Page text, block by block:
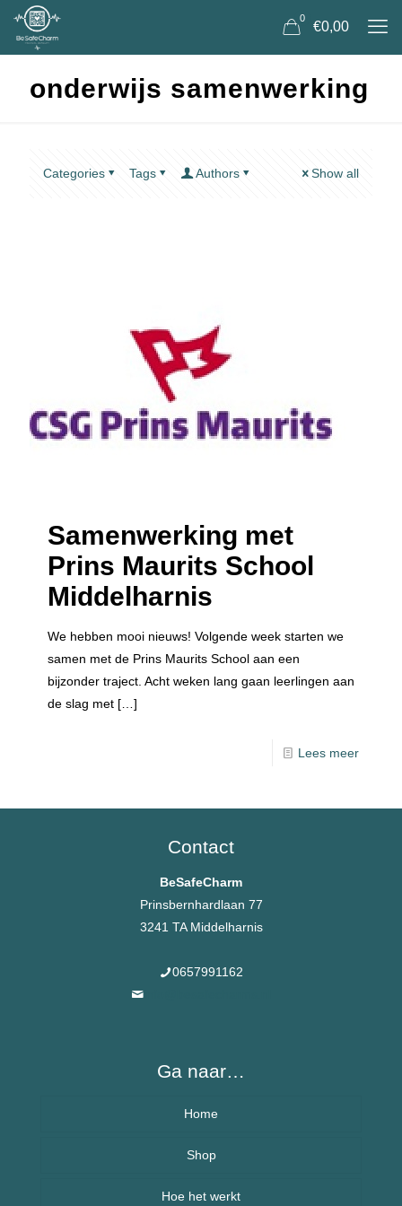
0
€0,00
onderwijs samenwerking
Categories Tags Authors Show all
Samenwerking met
Prins Maurits School
Middelharnis
We hebben mooi nieuws! Volgende week starten we
samen met de Prins Maurits School aan een
bijzonder traject. Acht weken lang gaan leerlingen aan
de slag met […]
Lees meer
Contact
BeSafeCharm
Prinsbernhardlaan 77
3241 TA Middelharnis
0657991162
Ga naar…
Home
Over BeSafeCharm – ons verhaal
Shop
Armbanden
Hoe het werkt